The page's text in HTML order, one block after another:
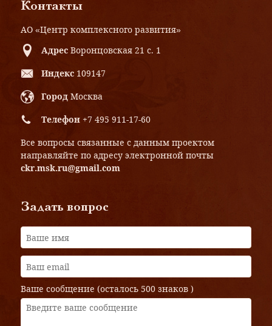
Контакты
АО «Центр комплексного развития»
Адрес Воронцовская 21 с. 1
Индекс 109147
Город Москва
Телефон +7 495 911-17-60
Все вопросы связанные с данным проектом
направляйте по адресу электронной почты
ckr.msk.ru@gmail.com
Задать вопрос
Ваше сообщение (осталось 500 знаков )